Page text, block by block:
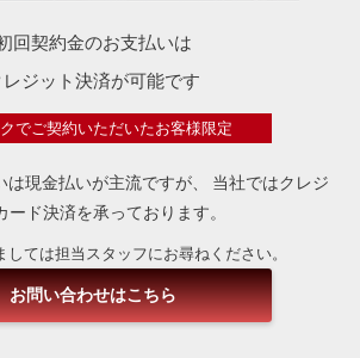
回契約金のお支払いは
レジット決済が可能です
でご契約いただいたお客様限定
現金払いが主流ですが、
当社ではクレジ
ード決済を承っております。
ては担当スタッフにお尋ねください。
お問い合わせはこちら